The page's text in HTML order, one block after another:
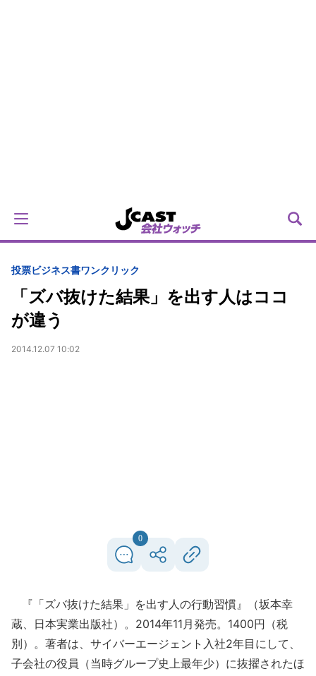
投票ビジネス書ワンクリック
「ズバ抜けた結果」を出す人はココ
が違う
2014.12.07 10:02
0
『「ズバ抜けた結果」を出す人の行動習慣』（坂本幸
蔵、日本実業出版社）。2014年11月発売。1400円（税
別）。著者は、サイバーエージェント入社2年目にして、
子会社の役員（当時グループ史上最年少）に抜擢されたほ